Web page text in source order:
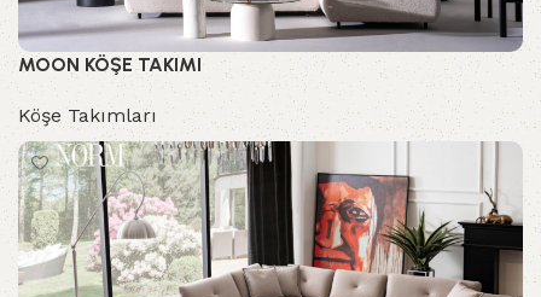
MOON KÖŞE TAKIMI
Köşe Takımları